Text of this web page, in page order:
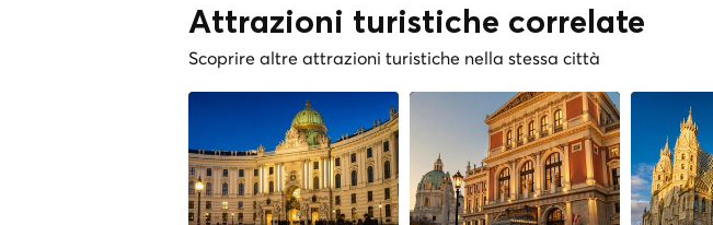
Attrazioni turistiche correlate
Scoprire altre attrazioni turistiche nella stessa città